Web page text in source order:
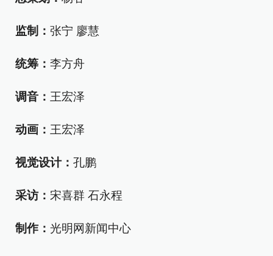
监制： 张宁 廖慧
统筹： 李方舟
调音： 王宏泽
动画： 王宏泽
视觉设计： 孔鹏
采访： 宋喜群 石永程
制作： 光明网新闻中心